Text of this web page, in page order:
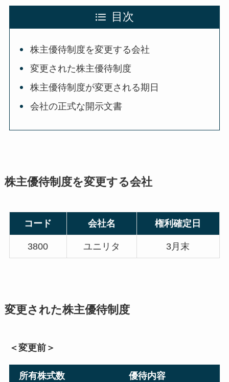
目次
株主優待制度を変更する会社
変更された株主優待制度
株主優待制度が変更される期日
会社の正式な開示文書
株主優待制度を変更する会社
コード 会社名 権利確定日
3800 ユニリタ 3月末
変更された株主優待制度
＜変更前＞
所有株式数 優待内容